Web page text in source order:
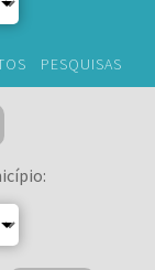
PESQUISAS